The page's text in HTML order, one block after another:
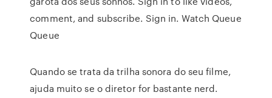
comment, and subscribe. Sign in. Watch Queue
Queue
Quando se trata da trilha sonora do seu filme,
ajuda muito se o diretor for bastante nerd.